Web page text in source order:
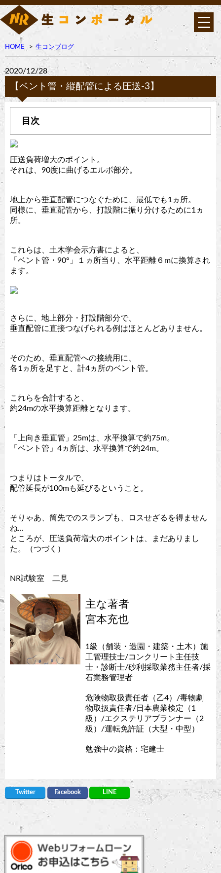
HOME 生コンブログ
2020/12/28
【ベント管・縦配管による圧送-3】
圧送負荷増大のポイント。
それは、90度に曲げるエルボ部分。
地上から垂直配管につなぐために、最低でも1ヵ所。
同様に、垂直配管から、打設階に振り分けるために1ヵ
所。
これらは、土木学会示方書によると、
「ベント管・90°」１ヵ所当り、水平距離６mに換算され
ます。
さらに、地上部分・打設階部分で、
垂直配管に直接つなげられる例はほとんどありません。
そのため、垂直配管への接続用に、
各1ヵ所を足すと、計4ヵ所のベント管。
これらを合計すると、
約24mの水平換算距離となります。
「上向き垂直管」25mは、水平換算で約75m。
「ベント管」4ヵ所は、水平換算で約24m。
つまりはトータルで、
配管延長が100mも延びるということ。
そりゃあ、筒先でのスランプも、ロスせざるを得ません
ね...
ところが、圧送負荷増大のポイントは、まだありまし
た。（つづく）
NR試験室 二見
主な著者
宮本充也
1級（舗装・造園・建築・土木）施
工管理技士/コンクリート主任技
士・診断士/砂利採取業務主任者/採
石業務管理者
危険物取扱責任者（乙4）/毒物劇
物取扱責任者/日本農業検定（1
級）/エクステリアプランナー（2
級）/運転免許証（大型・中型）
勉強中の資格：宅建士
Twitter Facebook LINE